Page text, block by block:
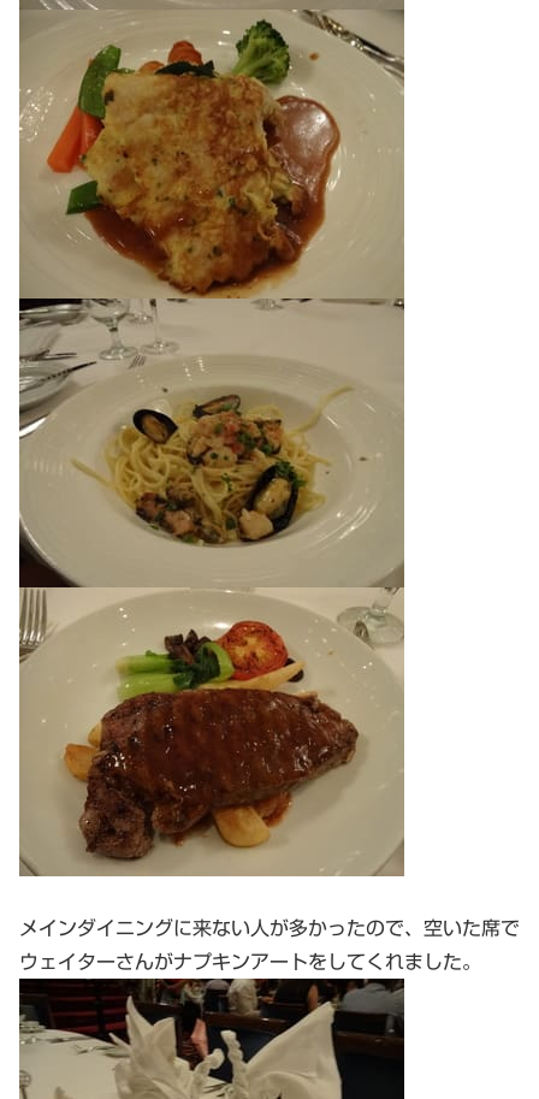
メインダイニングに来ない人が多かったので、空いた席で
ウェイターさんがナプキンアートをしてくれました。